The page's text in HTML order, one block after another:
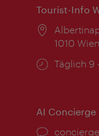
Tourist-Info
Ort:
1010 Wien
Täglich 9
AI Concierge
Ort: